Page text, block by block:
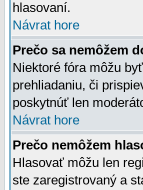
hlasovaní.
Návrat hore
Prečo sa nemôžem
Niektoré fóra môžu
prehliadaniu, či
poskytnúť len
Návrat hore
Prečo nemôžem
Hlasovať môžu len
ste zaregistrovaný a